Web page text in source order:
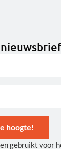
hoogte!
gebruikt voor